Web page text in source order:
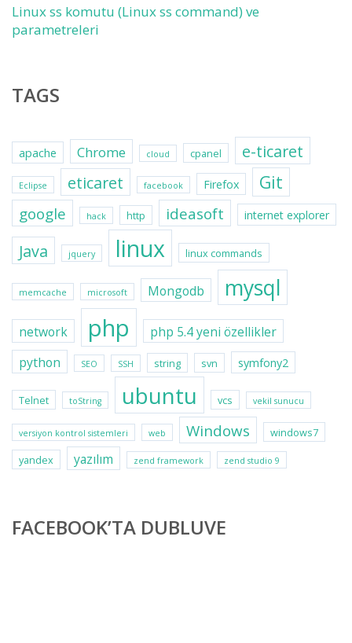
Linux ss komutu (Linux ss command) ve
parametreleri
TAGS
apache Chrome cloud cpanel e-ticaret
Eclipse eticaret facebook Firefox Git
google hack http ideasoft internet explorer
Java jquery linux linux commands
memcache microsoft Mongodb mysql
network php
php 5.4 yeni özellikler
python
SEO SSH string svn symfony2
Telnet toString ubuntu vcs vekil sunucu
versiyon kontrol sistemleri web Windows
windows7
yandex
yazılım zend framework zend studio 9
FACEBOOK’TA DUBLUVE